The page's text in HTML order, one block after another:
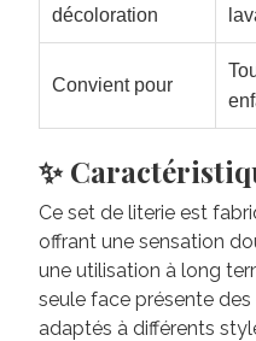
décoloration
Convient pour
✨
Ce set de literie est
offrant une sensation
une utilisation à long
seule face présente
adaptés à différents